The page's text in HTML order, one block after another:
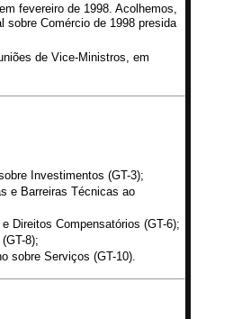
fevereiro de 1998. Acolhemos,
Comércio de 1998 presida
de Vice-Ministros, em
Investimentos (GT-3);
e Barreiras Técnicas ao
Direitos Compensatórios (GT-6);
8);
sobre Serviços (GT-10).